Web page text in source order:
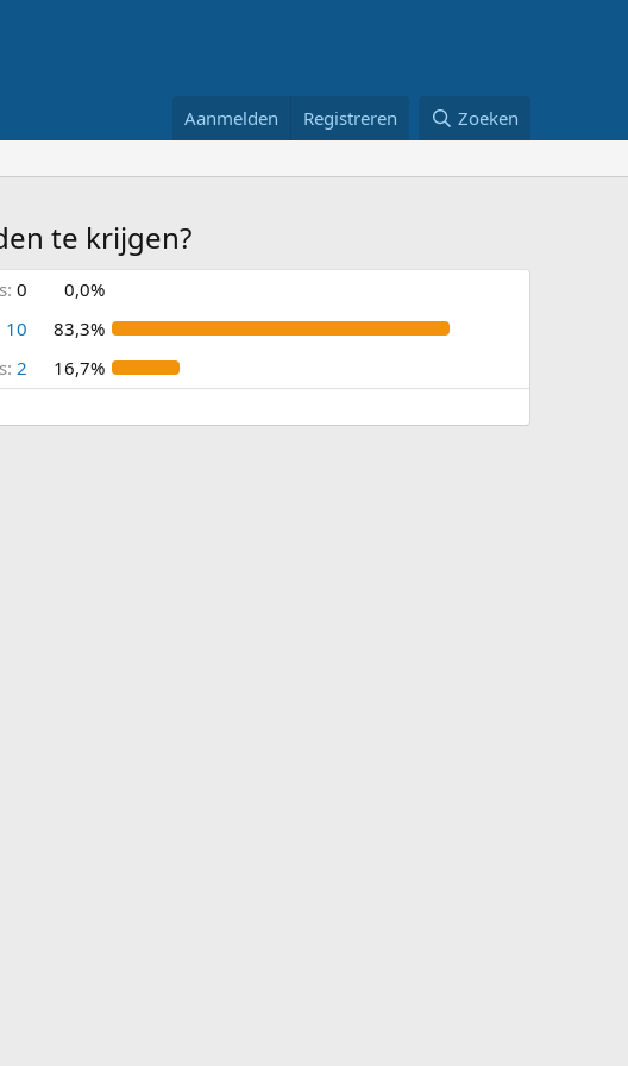
Aanmelden Registreren Zoeken
te krijgen?
0
0,0%
10
83,3%
2 16,7%